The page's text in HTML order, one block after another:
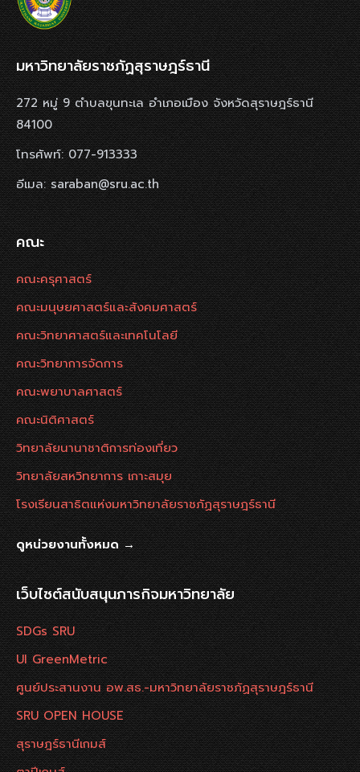
มหาวิทยาลัยราชภัฏสุราษฎร์ธานี
272 หมู่ 9 ตำบลขุนทะเล อำเภอเมือง จังหวัดสุราษฎร์ธานี
84100
โทรศัพท์: 077-913333
อีเมล: saraban@sru.ac.th
คณะ
คณะครุศาสตร์
คณะมนุษยศาสตร์และสังคมศาสตร์
คณะวิทยาศาสตร์และเทคโนโลยี
คณะวิทยาการจัดการ
คณะพยาบาลศาสตร์
คณะนิติศาสตร์
วิทยาลัยนานาชาติการท่องเที่ยว
วิทยาลัยสหวิทยาการ เกาะสมุย
โรงเรียนสาธิตแห่งมหาวิทยาลัยราชภัฏสุราษฎร์ธานี
ดูหน่วยงานทั้งหมด →
เว็บไซต์สนับสนุนภารกิจมหาวิทยาลัย
SDGs SRU
UI GreenMetric
ศูนย์ประสานงาน อพ.สธ.-มหาวิทยาลัยราชภัฏสุราษฎร์ธานี
SRU OPEN HOUSE
สุราษฎร์ธานีเกมส์